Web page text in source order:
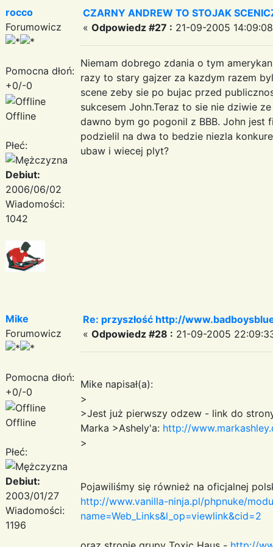
rocco
Forumowicz
Pomocna dłoń:
+0/-0
Offline
Płeć:
Debiut:
2006/06/02
Wiadomości:
1042
CZARNY ANDREW TO STOJAK
« Odpowiedz #27 : 21-09-2005
Niemam dobrego zdania o tym
razy to stary gajzer za kazdym razem
scene zeby sie po bujac przed
sukcesem John.Teraz to sie nie dziwie
dawno bym go pogonil z BBB. John jest
podzielil na dwa to bedzie niezla
ubaw i wiecej plyt?
Mike
Forumowicz
Pomocna dłoń:
+0/-0
Offline
Płeć:
Debiut:
2003/01/27
Wiadomości:
1196
Re: przyszłość http://
« Odpowiedz #28 : 21-09-2005
Mike napisał(a):
>
>Jest już pierwszy odzew - link do
Marka >Ashely'a: http://
>
Pojawiliśmy się również na oficjalnej
http://www.vanilla-ninja.pl/phpnuke/
name=Web_Links&l_op=viewlink&cid=2